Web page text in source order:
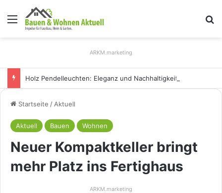
Menü
ARKM.marketing
Startseite / Aktuell
Aktuell Bauen Wohnen
Neuer Kompaktkeller bringt
mehr Platz ins Fertighaus
ARKM.marketing